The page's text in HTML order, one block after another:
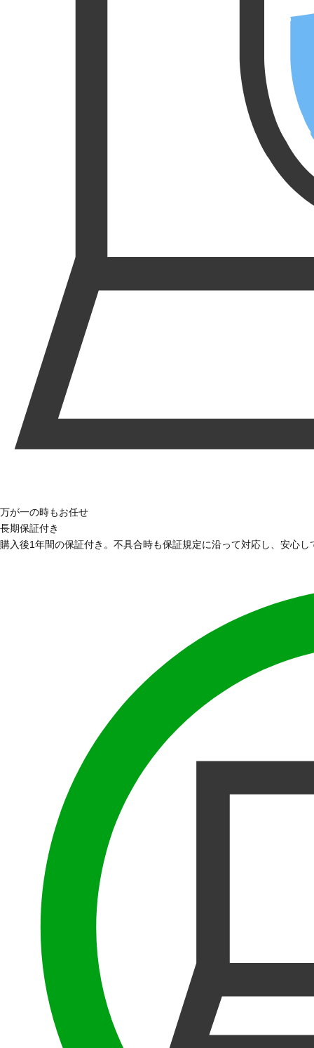
万が一の時もお任せ
長期保証付き
購入後1年間の保証付き。不具合時も保証規定に沿って対応し、安心